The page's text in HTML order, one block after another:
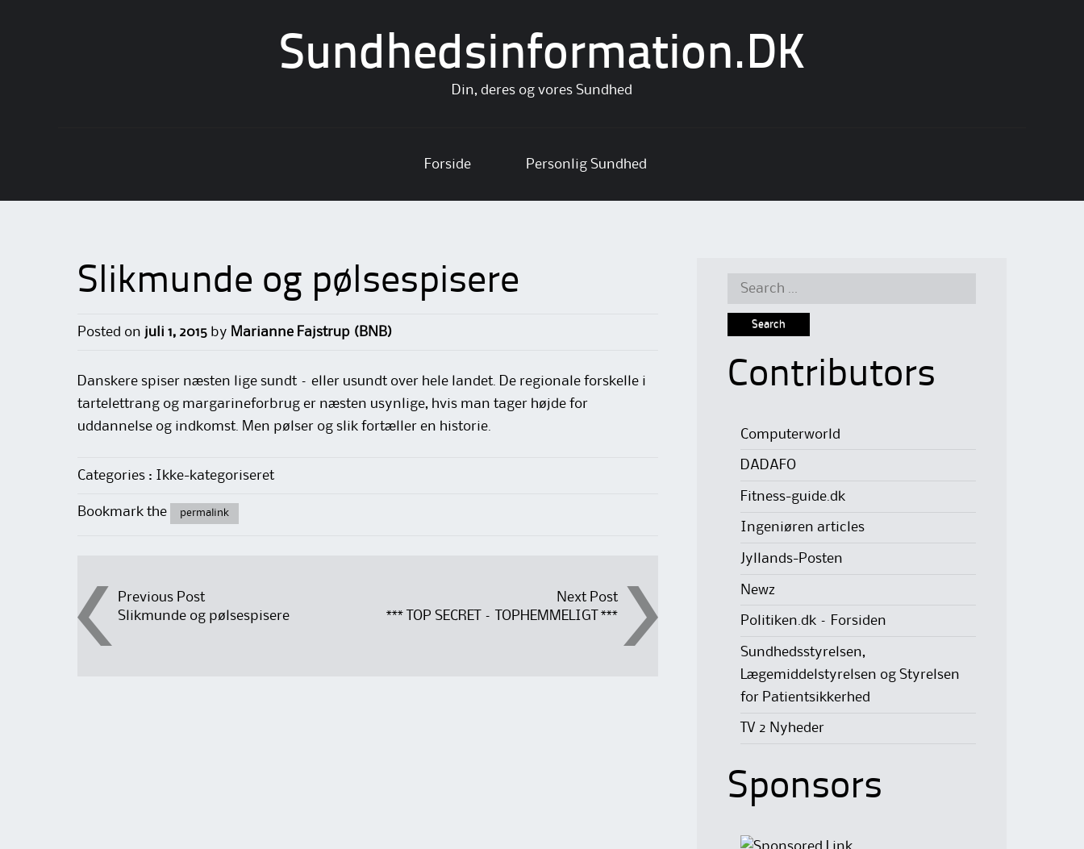
Sundhedsinformation.DK
Din, deres og vores Sundhed
content
Forside Personlig Sundhed
Slikmunde og pølsespisere
Posted on juli 1, 2015 by Marianne Fajstrup (BNB)
Danskere spiser næsten lige sundt – eller usundt over hele landet. De regionale forskelle i
tartelettrang og margarine­forbrug er næsten usynlige, hvis man tager højde for
uddannelse og indkomst. Men pølser og slik fortæller en historie.
Categories : Ikke-kategoriseret
Bookmark the permalink
Post
navigation
Previous Post
Slikmunde og pølsespisere
Next Post
*** TOP SECRET – TOPHEMMELIGT ***
Search
Contributors
Computerworld
DADAFO
Fitness-guide.dk
Ingeniøren articles
Jyllands-Posten
Newz
Politiken.dk – Forsiden
Sundhedsstyrelsen,
Lægemiddelstyrelsen og Styrelsen
for Patientsikkerhed
TV 2 Nyheder
Sponsors